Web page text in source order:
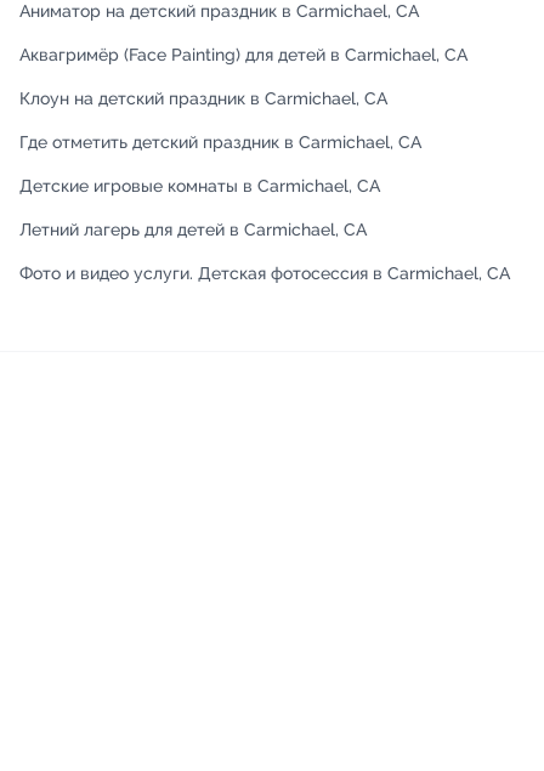
Аниматор на детский праздник в Carmichael, CA
Аквагримёр (Face Painting) для детей в Carmichael, CA
Клоун на детский праздник в Carmichael, CA
Где отметить детский праздник в Carmichael, CA
Детские игровые комнаты в Carmichael, CA
Летний лагерь для детей в Carmichael, CA
Фото и видео услуги. Детская фотосессия в Carmichael, CA